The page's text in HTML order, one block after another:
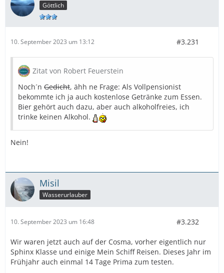
Göttlich
10. September 2023 um 13:12 #3.231
Zitat von Robert Feuerstein
Noch´n Gedicht, ähh ne Frage: Als Vollpensionist
bekommte ich ja auch kostenlose Getränke zum Essen.
Bier gehört auch dazu, aber auch alkoholfreies, ich
trinke keinen Alkohol.
Nein!
Misil
Wasserurlauber
10. September 2023 um 16:48 #3.232
Wir waren jetzt auch auf der Cosma, vorher eigentlich nur
Sphinx Klasse und einige Mein Schiff Reisen. Dieses Jahr im
Frühjahr auch einmal 14 Tage Prima zum testen.